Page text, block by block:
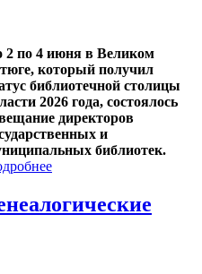
2 по 4 июня в Великом
который получил
библиотечной столицы
2026 года, состоялось
директоров
и
библиотек.